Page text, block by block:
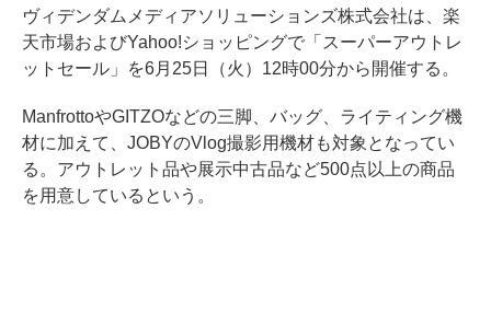
ヴィデンダムメディアソリューションズ株式会社は、楽
天市場およびYahoo!ショッピングで「スーパーアウトレ
ットセール」を6月25日（火）12時00分から開催する。
ManfrottoやGITZOなどの三脚、バッグ、ライティング機
材に加えて、JOBYのVlog撮影用機材も対象となってい
る。アウトレット品や展示中古品など500点以上の商品
を用意しているという。